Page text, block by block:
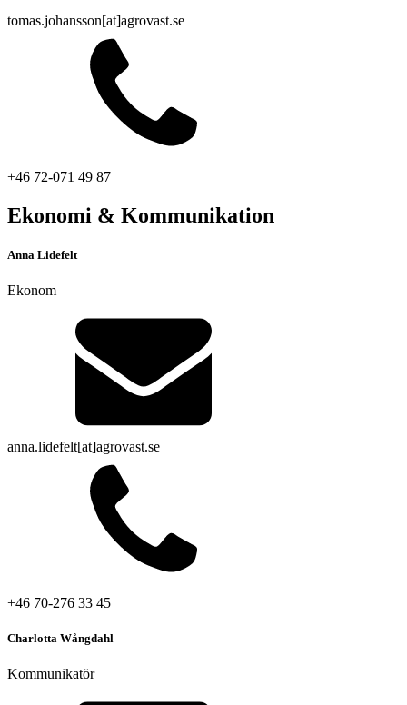
tomas.johansson[at]agrovast.se
+46 72-071 49 87
Ekonomi & Kommunikation
Anna Lidefelt
Ekonom
anna.lidefelt[at]agrovast.se
+46 70-276 33 45
Charlotta Wångdahl
Kommunikatör